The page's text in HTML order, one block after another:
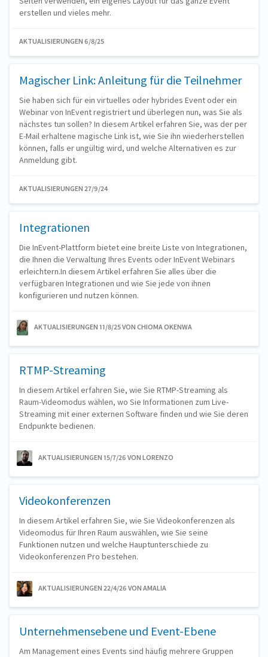
erstellen und vieles mehr.
AKTUALISIERUNGEN 6/8/25
Magischer Link: Anleitung für die Teilnehmer
Sie haben sich für ein virtuelles oder hybrides Event oder ein
Webinar von InEvent registriert und überlegen nun, was Sie als
nächstes tun sollen? In diesem Artikel erfahren Sie, was der per
E-Mail erhaltene magische Link ist, wie Sie ihn wiederherstellen
können, falls er ungültig wird, und welche Alternativen es zur
Anmeldung gibt.
AKTUALISIERUNGEN 27/9/24
Integrationen
Die InEvent-Plattform bietet eine breite Liste von Integrationen,
die Ihnen die Verwaltung Ihres Events oder InEvent Webinars
erleichtern.In diesem Artikel erfahren Sie alles über die
verfügbaren Integrationen und wie Sie jede von ihnen
konfigurieren und nutzen können.
AKTUALISIERUNGEN 11/8/25VON CHIOMA OKENWA
RTMP-Streaming
In diesem Artikel erfahren Sie, wie Sie RTMP-Streaming als
Raum-Videomodus wählen, wo Sie Informationen zum Live-
Streaming mit einer externen Software finden und wie Sie deren
Endpunkte bedienen.
AKTUALISIERUNGEN 15/7/26 VON LORENZO
Videokonferenzen
In diesem Artikel erfahren Sie, wie Sie Videokonferenzen als
Videomodus für Ihren Raum auswählen, wie Sie seine
Funktionen nutzen und welche Hauptunterschiede zu
Videokonferenzen Pro bestehen.
AKTUALISIERUNGEN 22/4/26 VON AMALIA
Unternehmensebene und Event-Ebene
Am Management eines Events sind häufig mehrere Gruppen